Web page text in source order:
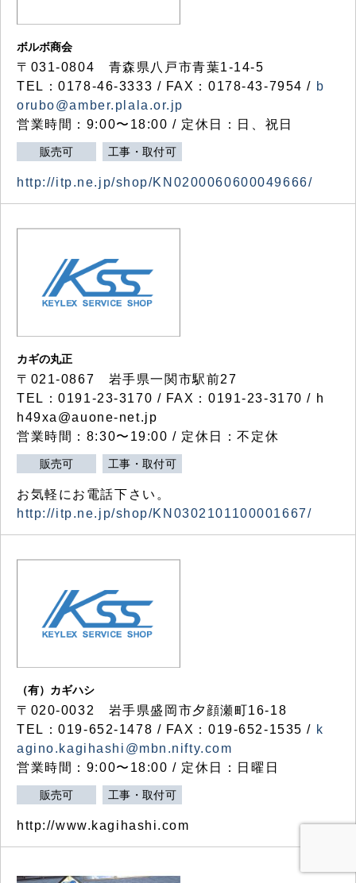
ボルボ商会
〒031-0804 青森県八戸市青葉1-14-5
TEL：0178-46-3333 / FAX：0178-43-7954 / b
orubo@amber.plala.or.jp
営業時間：9:00〜18:00 / 定休日：日、祝日
販売可 工事・取付可
http://itp.ne.jp/shop/KN0200060600049666/
カギの丸正
〒021-0867 岩手県一関市駅前27
TEL：0191-23-3170 / FAX：0191-23-3170 / h
h49xa@auone-net.jp
営業時間：8:30〜19:00 / 定休日：不定休
販売可 工事・取付可
お気軽にお電話下さい。
http://itp.ne.jp/shop/KN0302101100001667/
（有）カギハシ
〒020-0032 岩手県盛岡市夕顔瀬町16-18
TEL：019-652-1478 / FAX：019-652-1535 / k
agino.kagihashi@mbn.nifty.com
営業時間：9:00〜18:00 / 定休日：日曜日
販売可 工事・取付可
http://www.kagihashi.com